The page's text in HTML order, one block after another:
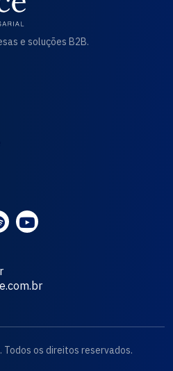
e soluções B2B.
Todos os direitos reservados.